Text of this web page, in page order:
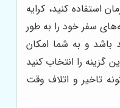
استفاده کنید، کرایه
سفر خود را به طور
باشد و به شما امکان
گزینه را انتخاب کنید
تاخیر و اتلاف وقت